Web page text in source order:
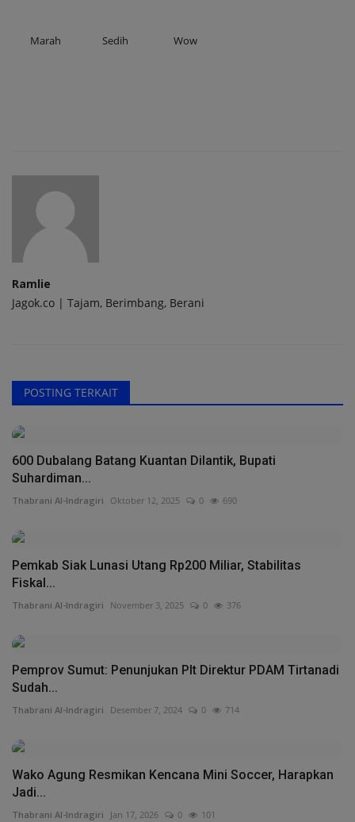
Marah Sedih Wow
Ramlie
Jagok.co | Tajam, Berimbang, Berani
POSTING TERKAIT
600 Dubalang Batang Kuantan Dilantik, Bupati
Suhardiman...
Thabrani Al-Indragiri Oktober 12, 2025 0 690
Pemkab Siak Lunasi Utang Rp200 Miliar, Stabilitas
Fiskal...
Thabrani Al-Indragiri November 3, 2025 0 376
Pemprov Sumut: Penunjukan Plt Direktur PDAM Tirtanadi
Sudah...
Thabrani Al-Indragiri Desember 7, 2024 0 714
Wako Agung Resmikan Kencana Mini Soccer, Harapkan
Jadi...
Thabrani Al-Indragiri Jan 17, 2026 0 101